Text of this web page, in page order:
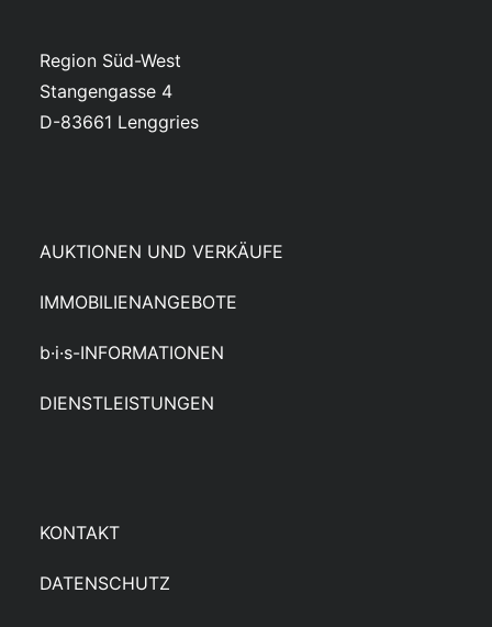
Region Süd-West
Stangengasse 4
D-83661 Lenggries
AUKTIONEN UND VERKÄUFE
IMMOBILIENANGEBOTE
b·i·s-INFORMATIONEN
DIENSTLEISTUNGEN
KONTAKT
DATENSCHUTZ